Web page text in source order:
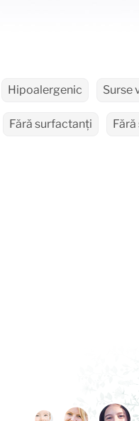
Hipoalergenic Surse
Fără surfactanți